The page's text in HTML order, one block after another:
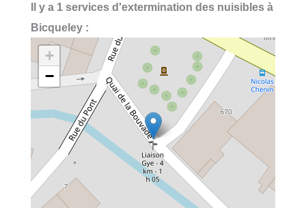
Il y a 1 services d'extermination des nuisibles à
Bicqueley :
+
−